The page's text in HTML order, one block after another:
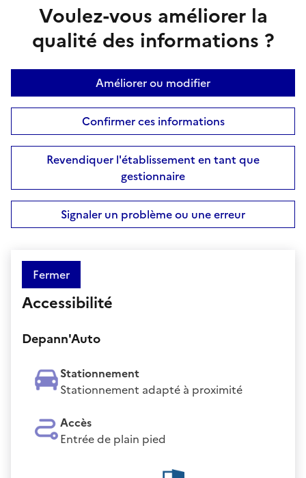
Voulez-vous améliorer la
qualité des informations ?
Améliorer ou modifier
Confirmer ces informations
Revendiquer l'établissement en tant que
gestionnaire
Signaler un problème ou une erreur
Fermer
Accessibilité
Depann'Auto
Stationnement
Stationnement adapté à proximité
Accès
Entrée de plain pied